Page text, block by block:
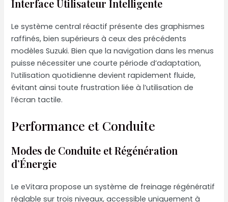
Interface Utilisateur Intelligente
Le système central réactif présente des graphismes
raffinés, bien supérieurs à ceux des précédents
modèles Suzuki. Bien que la navigation dans les menus
puisse nécessiter une courte période d’adaptation,
l’utilisation quotidienne devient rapidement fluide,
évitant ainsi toute frustration liée à l’utilisation de
l’écran tactile.
Performance et Conduite
Modes de Conduite et Régénération
d’Énergie
Le eVitara propose un système de freinage régénératif
réglable sur trois niveaux, accessible uniquement à